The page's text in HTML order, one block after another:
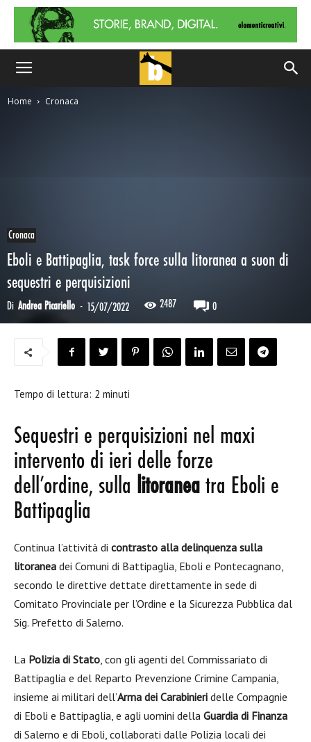
Home Cronaca
Cronaca
Eboli e Battipaglia, task force sulla litoranea a suon di
sequestri e perquisizioni
Di Andrea Picariello - 15/07/2022 2487 0
Tempo di lettura: 2 minuti
Sequestri e perquisizioni nel maxi
intervento di ieri delle forze
dell’ordine, sulla litoranea tra Eboli e
Battipaglia
Continua l’attività di contrasto alla delinquenza sulla
litoranea dei Comuni di Battipaglia, Eboli e Pontecagnano,
secondo le direttive dettate direttamente in sede di
Comitato Provinciale per l’Ordine e la Sicurezza Pubblica dal
Sig. Prefetto di Salerno.
La Polizia di Stato, con gli agenti del Commissariato di
Battipaglia e del Reparto Prevenzione Crimine Campania,
insieme ai militari dell’Arma dei Carabinieri delle Compagnie
di Eboli e Battipaglia, e agli uomini della Guardia di Finanza
di Salerno e di Eboli, collaborati dalle Polizia locali dei